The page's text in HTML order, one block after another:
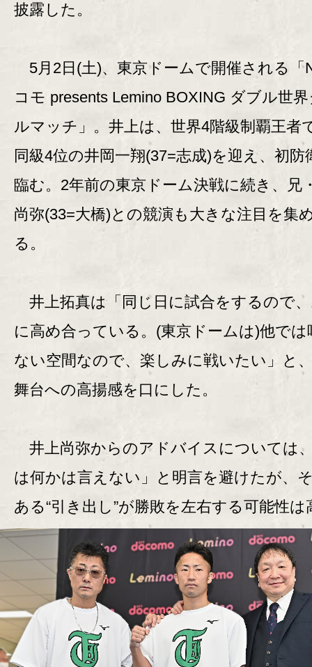
披露した。
5月2日(土)、東京ドームで開催される「
コモ presents Lemino BOXING ダブル世
ルマッチ」。井上は、世界4階級制覇王者
同級4位の井岡一翔(37=志成)を迎え、初防
臨む。2年前の東京ドーム決戦に続き、兄
尚弥(33=大橋)との競演も大きな注目を集
る。
井上拓真は「同じ日に試合をするので
に高め合っている。(東京ドームは)他では
ない空間なので、楽しみに戦いたい」と
舞台への高揚感を口にした。
井上尚弥からのアドバイスについては
は何かは言えない」と明言を避けたが、
ある“引き出し”が勝敗を左右する可能性は